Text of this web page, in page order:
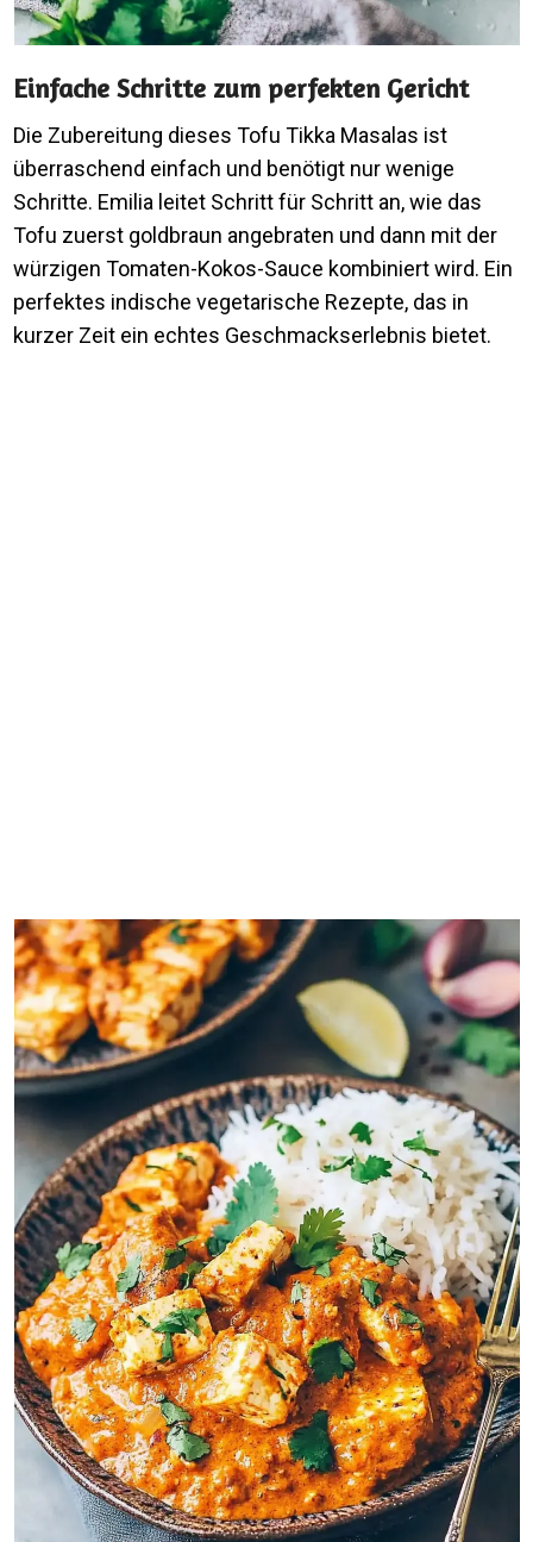
Einfache Schritte zum perfekten Gericht
Die Zubereitung dieses Tofu Tikka Masalas ist
überraschend einfach und benötigt nur wenige
Schritte. Emilia leitet Schritt für Schritt an, wie das
Tofu zuerst goldbraun angebraten und dann mit der
würzigen Tomaten-Kokos-Sauce kombiniert wird. Ein
perfektes indische vegetarische Rezepte, das in
kurzer Zeit ein echtes Geschmackserlebnis bietet.